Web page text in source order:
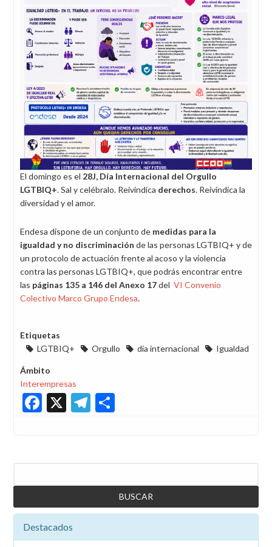
El domingo es el 28J, Día Internacional del Orgullo
LGTBIQ+. Sal y celébralo. Reivindica derechos. Reivindica la
diversidad y el amor.
Endesa dispone de un conjunto de medidas para la
igualdad y no discriminación de las personas LGTBIQ+ y de
un protocolo de actuación frente al acoso y la violencia
contra las personas LGTBIQ+, que podrás encontrar entre
las páginas 135 a 146 del Anexo 17del VI Convenio
Colectivo Marco Grupo Endesa.
Etiquetas
LGTBIQ+
Orgullo día internacional Igualdad
Ámbito
Interempresas
Facebook
X Telegram
Destacados